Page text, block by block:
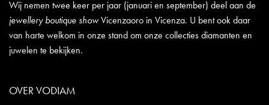
Wij nemen twee keer per jaar (januari en september) deel aan de
jewellery boutique showVicenzaoro in Vicenza. U bent ook daar
van harte welkom in onze stand om onze collecties diamanten en
juwelen te bekijken.
OVER VODIAM